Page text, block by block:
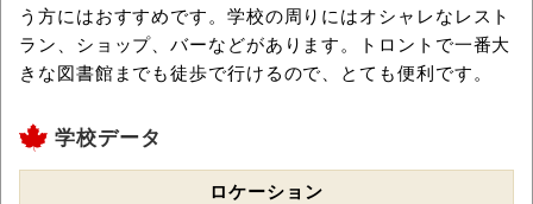
う方にはおすすめです。学校の周りにはオシャレなレスト
ラン、ショップ、バーなどがあります。トロントで一番大
きな図書館までも徒歩で行けるので、とても便利です。
学校データ
ロケーション